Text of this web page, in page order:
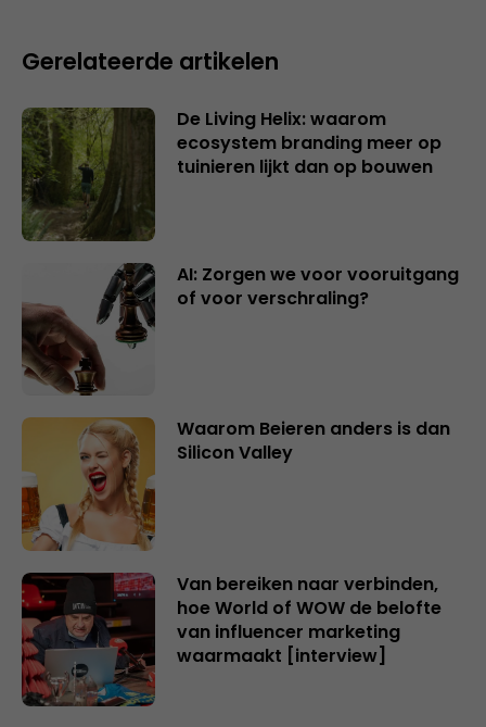
Gerelateerde artikelen
De Living Helix: waarom
ecosystem branding meer op
tuinieren lijkt dan op bouwen
AI: Zorgen we voor vooruitgang
of voor verschraling?
Waarom Beieren anders is dan
Silicon Valley
Van bereiken naar verbinden,
hoe World of WOW de belofte
van influencer marketing
waarmaakt [interview]